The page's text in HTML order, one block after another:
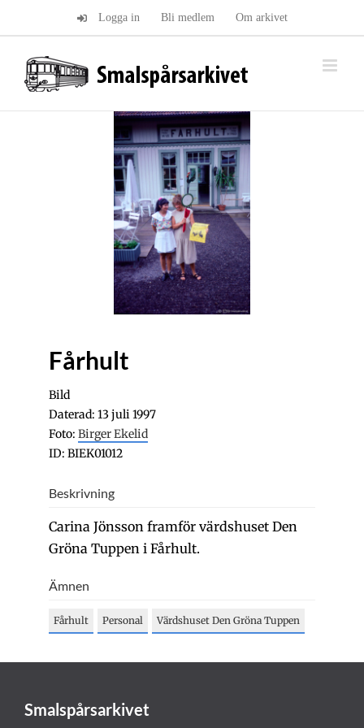
Logga in Bli medlem Om arkivet
Fårhult
Bild
Daterad: 13 juli 1997
Foto: Birger Ekelid
ID: BIEK01012
Beskrivning
Carina Jönsson framför värdshuset Den
Gröna Tuppen i Fårhult.
Ämnen
Fårhult Personal Värdshuset Den Gröna Tuppen
Smalspårsarkivet